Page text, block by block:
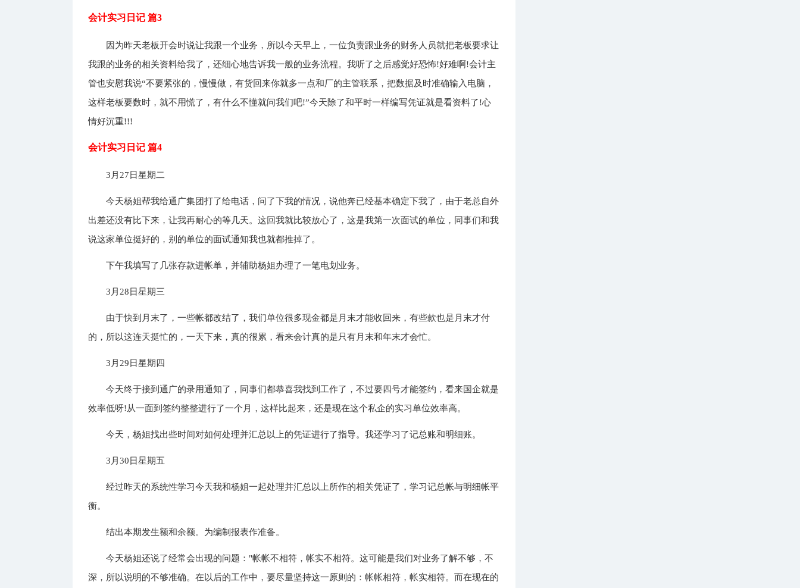
会计实习日记 篇3
因为昨天老板开会时说让我跟一个业务，所以今天早上，一位负责跟业务的财务人员就把老板要求让
我跟的业务的相关资料给我了，还细心地告诉我一般的业务流程。我听了之后感觉好恐怖!好难啊!会计主
管也安慰我说“不要紧张的，慢慢做，有货回来你就多一点和厂的主管联系，把数据及时准确输入电脑，
这样老板要数时，就不用慌了，有什么不懂就问我们吧!”今天除了和平时一样编写凭证就是看资料了!心
情好沉重!!!
会计实习日记 篇4
3月27日星期二
今天杨姐帮我给通广集团打了给电话，问了下我的情况，说他奔已经基本确定下我了，由于老总自外
出差还没有比下来，让我再耐心的等几天。这回我就比较放心了，这是我第一次面试的单位，同事们和我
说这家单位挺好的，别的单位的面试通知我也就都推掉了。
下午我填写了几张存款进帐单，并辅助杨姐办理了一笔电划业务。
3月28日星期三
由于快到月末了，一些帐都改结了，我们单位很多现金都是月末才能收回来，有些款也是月末才付
的，所以这连天挺忙的，一天下来，真的很累，看来会计真的是只有月末和年末才会忙。
3月29日星期四
今天终于接到通广的录用通知了，同事们都恭喜我找到工作了，不过要四号才能签约，看来国企就是
效率低呀!从一面到签约整整进行了一个月，这样比起来，还是现在这个私企的实习单位效率高。
今天，杨姐找出些时间对如何处理并汇总以上的凭证进行了指导。我还学习了记总账和明细账。
3月30日星期五
经过昨天的系统性学习今天我和杨姐一起处理并汇总以上所作的相关凭证了，学习记总帐与明细帐平
衡。
结出本期发生额和余额。为编制报表作准备。
今天杨姐还说了经常会出现的问题："帐帐不相符，帐实不相符。这可能是我们对业务了解不够，不
深，所以说明的不够准确。在以后的工作中，要尽量坚持这一原则的：帐帐相符，帐实相符。而在现在的